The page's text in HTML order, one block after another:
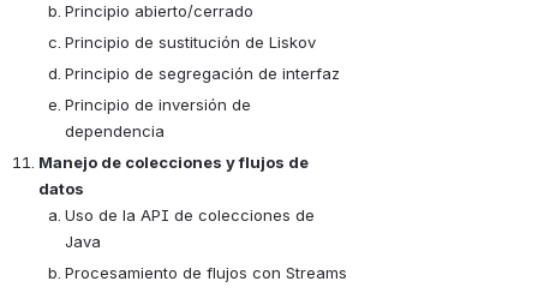
Principio abierto/cerrado
Principio de sustitución de Liskov
Principio de segregación de interfaz
Principio de inversión de
dependencia
Manejo de colecciones y flujos de
datos
Uso de la API de colecciones de
Java
Procesamiento de flujos con Streams